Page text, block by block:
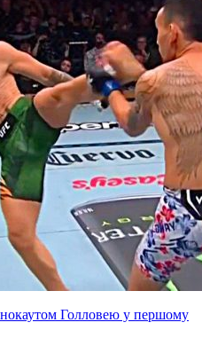
Голловею у першому